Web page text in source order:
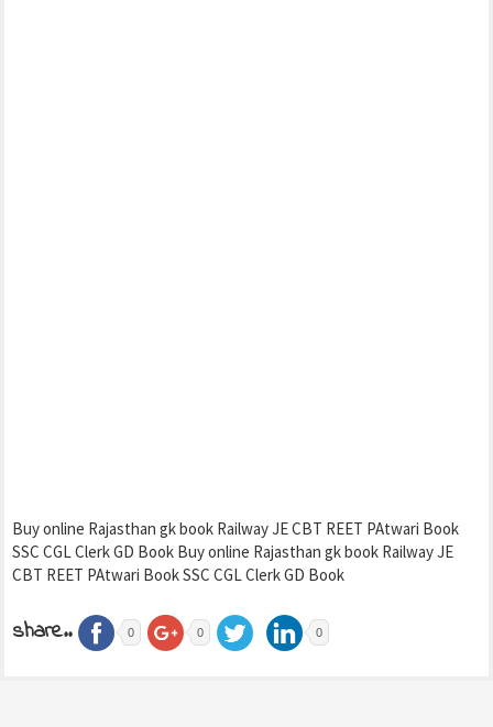
Buy online Rajasthan gk book Railway JE CBT REET PAtwari Book
SSC CGL Clerk GD Book Buy online Rajasthan gk book Railway JE
CBT REET PAtwari Book SSC CGL Clerk GD Book
share.. 0 0 0